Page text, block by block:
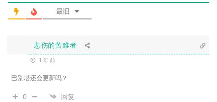
最旧
悲伤的苦难者
1 年 前
巴别塔还会更新吗？
0 回复